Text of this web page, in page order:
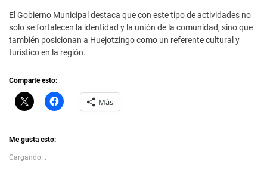
El Gobierno Municipal destaca que con este tipo de actividades no
solo se fortalecen la identidad y la unión de la comunidad, sino que
también posicionan a Huejotzingo como un referente cultural y
turístico en la región.
Comparte esto:
C
l
k
t
s
h
H
a Más
Me gusta esto:
Cargando...